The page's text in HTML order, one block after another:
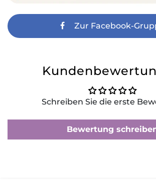
Zur Facebook-
Schreiben Sie die erste
Bewertung